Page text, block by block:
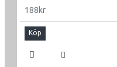
188kr
Köp